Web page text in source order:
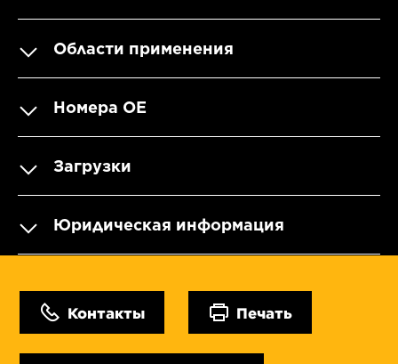
Области применения
Номера OE
Загрузки
Юридическая информация
Контакты Печать